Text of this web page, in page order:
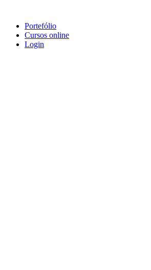
Portefólio
Cursos online
Login